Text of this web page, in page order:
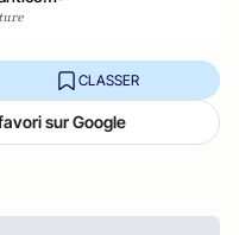
CLASSER
sur Google